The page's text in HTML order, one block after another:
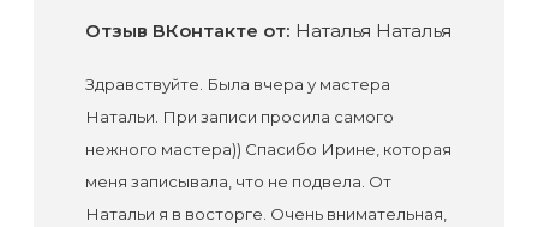
Отзыв ВКонтакте от: Наталья Наталья
Здравствуйте. Была вчера у мастера
Натальи. При записи просила самого
нежного мастера)) Спасибо Ирине, которая
меня записывала, что не подвела. От
Натальи я в восторге. Очень внимательная,